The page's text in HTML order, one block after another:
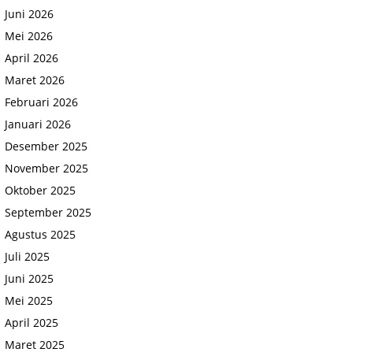
Juni 2026
Mei 2026
April 2026
Maret 2026
Februari 2026
Januari 2026
Desember 2025
November 2025
Oktober 2025
September 2025
Agustus 2025
Juli 2025
Juni 2025
Mei 2025
April 2025
Maret 2025